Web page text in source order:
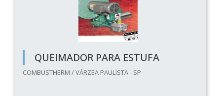
QUEIMADOR PARA ESTUFA
COMBUSTHERM / VÁRZEA PAULISTA - SP